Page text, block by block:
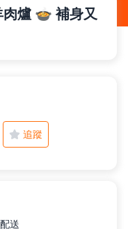
追蹤
送
爐 🍲 補身又